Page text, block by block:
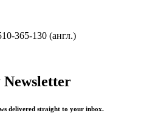
365-130 (англ.)
delivered straight to your inbox.